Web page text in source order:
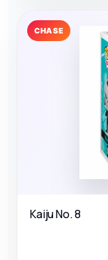
CHASE
Kaiju No. 8